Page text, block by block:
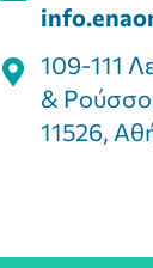
109-111
&
11526,